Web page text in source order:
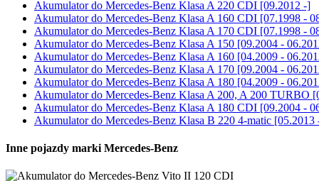
Akumulator do Mercedes-Benz Klasa A 220 CDI [09.2012 -]
Akumulator do Mercedes-Benz Klasa A 160 CDI [07.1998 -
Akumulator do Mercedes-Benz Klasa A 170 CDI [07.1998 -
Akumulator do Mercedes-Benz Klasa A 150 [09.2004 -
Akumulator do Mercedes-Benz Klasa A 160 [04.2009 -
Akumulator do Mercedes-Benz Klasa A 170 [09.2004 -
Akumulator do Mercedes-Benz Klasa A 180 [04.2009 -
Akumulator do Mercedes-Benz Klasa A 200, A 200 TURBO
Akumulator do Mercedes-Benz Klasa A 180 CDI [09.2004 -
Akumulator do Mercedes-Benz Klasa B 220 4-matic [05.2013
Inne pojazdy marki Mercedes-Benz